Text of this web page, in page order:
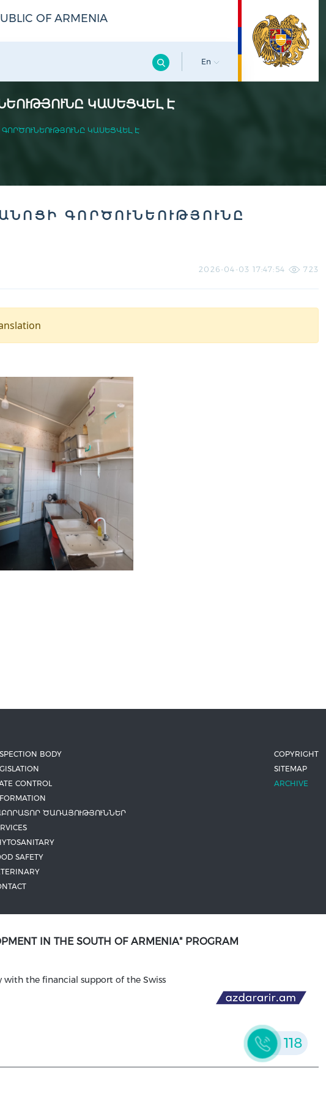
OF ARMENIA
En
ԿԱՍԵՑՎԵԼ Է
ԿԱՍԵՑՎԵԼ Է
ԳՈՐԾՈՒՆԵՈՒԹՅՈՒՆԸ
2026-04-03 17:47:54 723
BODY
CONTROL
ԾԱՌԱՅՈՒԹՅՈՒՆՆԵՐ
SAFETY
COPYRIGHT
SITEMAP
ARCHIVE
IN THE SOUTH OF ARMENIA" PROGRAM
the financial support of the Swiss
118